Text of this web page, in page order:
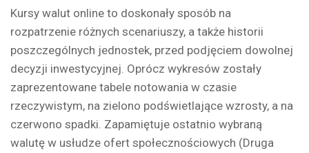
Kursy walut online to doskonały sposób na
rozpatrzenie różnych scenariuszy, a także historii
poszczególnych jednostek, przed podjęciem dowolnej
decyzji inwestycyjnej. Oprócz wykresów zostały
zaprezentowane tabele notowania w czasie
rzeczywistym, na zielono podświetlające wzrosty, a na
czerwono spadki. Zapamiętuje ostatnio wybraną
walutę w usłudze ofert społecznościowych (Druga